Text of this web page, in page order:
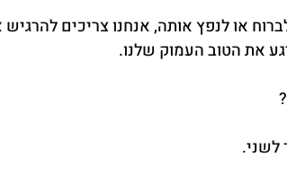
או לנפץ אותה, אנחנו צריכים
את הטוב העמוק שלנו.
לשני.